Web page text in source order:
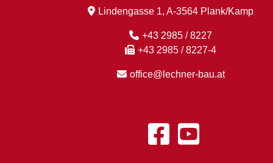
Lindengasse 1, A-3564 Plank/Kamp
+43 2985 / 8227
+43 2985 / 8227-4
office@lechner-bau.at